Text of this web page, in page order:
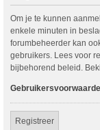
Om je te kunnen
enkele minuten in
forumbeheerder kan
gebruikers. Lees voor
bijbehorend beleid.
Registreer